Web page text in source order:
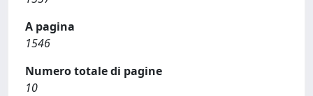
A pagina
1546
Numero totale di pagine
10